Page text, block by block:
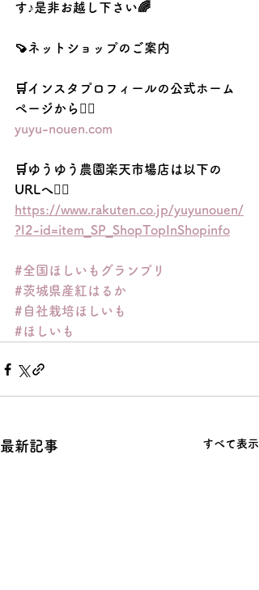
す♪是非お越し下さい🌈
🍠ネットショップのご案内
🛒インスタプロフィールの公式ホーム
ページから💁‍♀️
yuyu-nouen.com
🛒ゆうゆう農園楽天市場店は以下の
URLへ💁‍♀️
https://www.rakuten.co.jp/yuyunouen/
?l2-id=item_SP_ShopTopInShopinfo
#全国ほしいもグランプリ
#茨城県産紅はるか
#自社栽培ほしいも
#ほしいも
最新記事 すべて表示